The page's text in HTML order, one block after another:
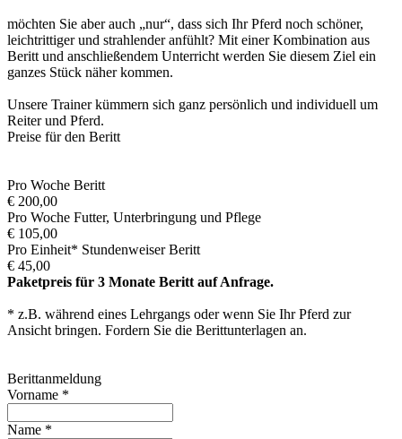
möchten Sie aber auch „nur“, dass sich Ihr Pferd noch schöner,
leichtrittiger und strahlender anfühlt? Mit einer Kombination aus
Beritt und anschließendem Unterricht werden Sie diesem Ziel ein
ganzes Stück näher kommen.
Unsere Trainer kümmern sich ganz persönlich und individuell um
Reiter und Pferd.
Preise für den Beritt
Pro Woche Beritt
€ 200,00
Pro Woche Futter, Unterbringung und Pflege
€ 105,00
Pro Einheit* Stundenweiser Beritt
€ 45,00
Paketpreis für 3 Monate Beritt auf Anfrage.
* z.B. während eines Lehrgangs oder wenn Sie Ihr Pferd zur
Ansicht bringen. Fordern Sie die Berittunterlagen an.
Berittanmeldung
Vorname *
Name *